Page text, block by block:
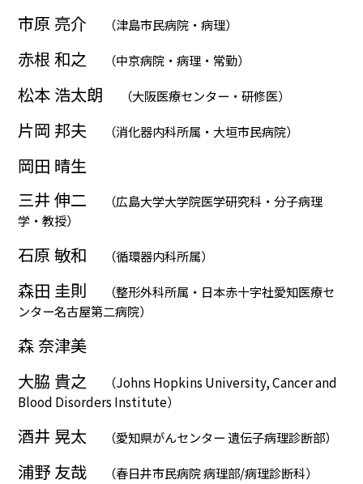
市原 亮介 （津島市民病院・病理）
赤根 和之 （中京病院・病理・常勤）
松本 浩太朗 （大阪医療センター・研修医）
片岡 邦夫 （消化器内科所属・大垣市民病院）
岡田 晴生
三井 伸二
（広島大学大学院医学研究科・分子病理
学・教授）
石原 敏和 （循環器内科所属）
森田 圭則
（整形外科所属・日本赤十字社愛知医療セ
ンター名古屋第二病院）
森 奈津美
大脇 貴之
（Johns Hopkins University, Cancer and
Blood Disorders Institute）
酒井 晃太 （愛知県がんセンター 遺伝子病理診断部）
浦野 友哉 （春日井市民病院 病理部/病理診断科）